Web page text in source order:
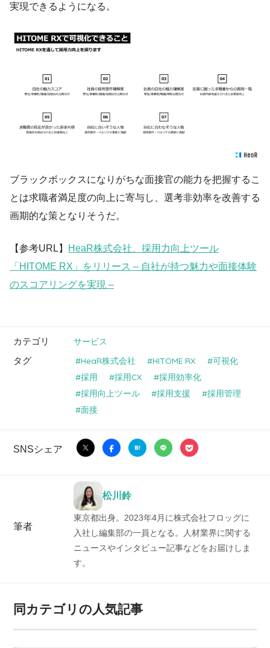
実現できるようになる。
ブラックボックスになりがちな面接官の能力を把握するこ
とは求職者満足度の向上に寄与し、選考非効率を改善する
画期的な策となりそうだ。
【参考URL】
HeaR株式会社、採用力向上ツール
「HITOME RX」をリリース – 自社が持つ魅力や面接体験
のスコアリングを実現 –
カテゴリ サービス
タグ HeaR株式会社 HITOME RX
可視化
採用
採用CX
採用効率化
採用向上ツール
採用支援
採用管理
面接
SNSシェア
筆者
松川鈴
東京都出身。2023年4月に株式会社フロッグに
入社し編集部の一員となる。人材業界に関する
ニュースやインタビュー記事などをお届けしま
す。
同カテゴリの人気記事